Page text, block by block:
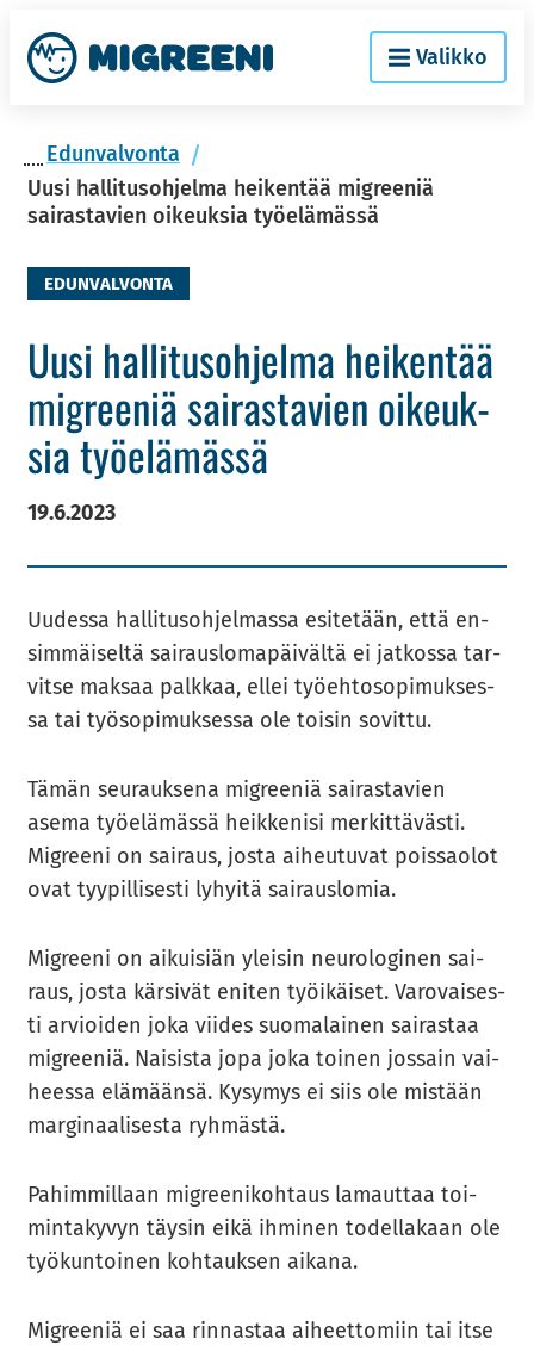
ry
si­
töön
Etusi­
vu
Valikko
Edun­val­von­ta
Uusi hallitusohjelma heikentää migreeniä
sairastavien oikeuksia työelämässä
EDUNVALVONTA
Uusi hal­li­tus­oh­jel­ma hei­ken­tää
migree­niä sai­ras­ta­vien oi­keuk­
sia työ­elä­mäs­sä
19.6.2023
Uu­des­sa hal­li­tus­oh­jel­mas­sa esi­te­tään, että en­
sim­mäi­sel­tä sai­raus­lo­ma­päi­väl­tä ei jat­kos­sa tar­
vit­se mak­saa palk­kaa, ellei työ­eh­to­so­pi­muk­ses­
sa tai työ­so­pi­muk­ses­sa ole toi­sin so­vit­tu.
Tämän seu­rauk­se­na migree­niä sai­ras­ta­vien
asema työ­elä­mäs­sä heik­ke­ni­si mer­kit­tä­väs­ti.
Migree­ni on sai­raus, josta ai­heu­tu­vat pois­sao­lot
ovat tyy­pil­li­ses­ti ly­hyi­tä sai­raus­lo­mia.
Migree­ni on ai­kui­siän ylei­sin neu­ro­lo­gi­nen sai­
raus, josta kär­si­vät eni­ten työi­käi­set. Va­ro­vai­ses­
ti ar­vioi­den joka vii­des suo­ma­lai­nen sai­ras­taa
migree­niä. Nai­sis­ta jopa joka toi­nen jos­sain vai­
hees­sa elä­mään­sä. Ky­sy­mys ei siis ole mis­tään
mar­gi­naa­li­ses­ta ryh­mäs­tä.
Pa­him­mil­laan migree­ni­koh­taus la­maut­taa toi­
min­ta­ky­vyn täy­sin eikä ih­mi­nen to­del­la­kaan ole
työ­kun­toi­nen koh­tauk­sen ai­ka­na.
Migree­niä ei saa rin­nas­taa ai­heet­to­miin tai itse